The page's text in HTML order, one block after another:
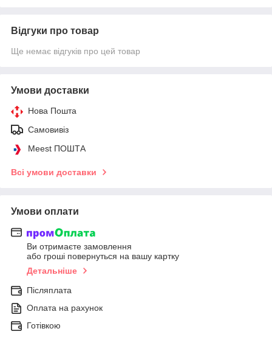
Відгуки про товар
Ще немає відгуків про цей товар
Умови доставки
Нова Пошта
Самовивіз
Meest ПОШТА
Всі умови доставки
Умови оплати
Ви отримаєте замовлення
або гроші повернуться на вашу картку
Детальніше
Післяплата
Оплата на рахунок
Готівкою